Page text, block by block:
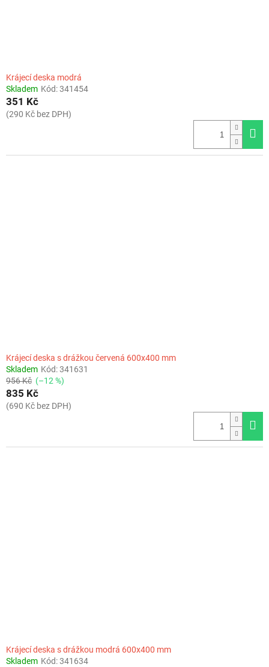
Krájecí deska modrá
Skladem Kód:341454
351 Kč
(290 Kč bez DPH)
Krájecí deska s drážkou červená 600x400 mm
Skladem Kód:341631
956 Kč (–12 %)
835 Kč
(690 Kč bez DPH)
Krájecí deska s drážkou modrá 600x400 mm
Skladem Kód:341634